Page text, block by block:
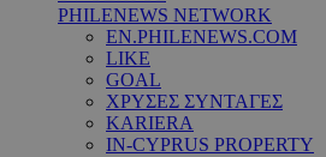
PHILENEWS NETWORK
EN.PHILENEWS.COM
LIKE
GOAL
ΧΡΥΣΕΣ ΣΥΝΤΑΓΕΣ
KARIERA
IN-CYPRUS PROPERTY